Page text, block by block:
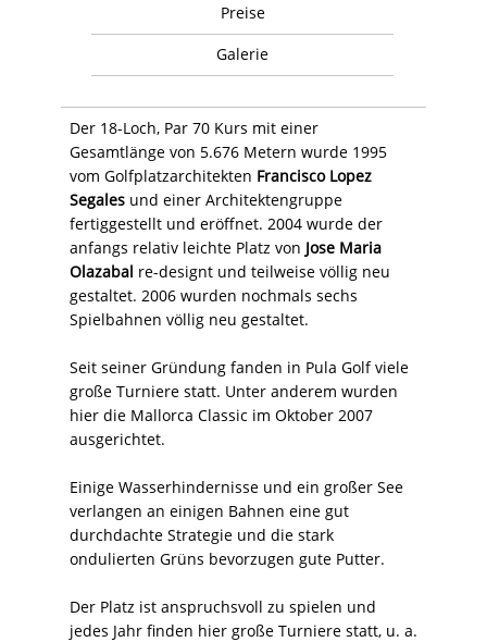
Preise
Galerie
Der 18-Loch, Par 70 Kurs mit einer
Gesamtlänge von 5.676 Metern wurde 1995
vom Golfplatzarchitekten Francisco Lopez
Segales und einer Architektengruppe
fertiggestellt und eröffnet. 2004 wurde der
anfangs relativ leichte Platz von Jose Maria
Olazabal re-designt und teilweise völlig neu
gestaltet. 2006 wurden nochmals sechs
Spielbahnen völlig neu gestaltet.
Seit seiner Gründung fanden in Pula Golf viele
große Turniere statt. Unter anderem wurden
hier die Mallorca Classic im Oktober 2007
ausgerichtet.
Einige Wasserhindernisse und ein großer See
verlangen an einigen Bahnen eine gut
durchdachte Strategie und die stark
ondulierten Grüns bevorzugen gute Putter.
Der Platz ist anspruchsvoll zu spielen und
jedes Jahr finden hier große Turniere statt, u. a.